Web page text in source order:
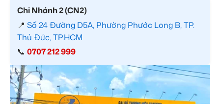
Chi Nhánh 2 (CN2)
📍 Số 24 Đường D5A, Phường Phước Long B, TP.
Thủ Đức, TP.HCM
📞 0707 212 999